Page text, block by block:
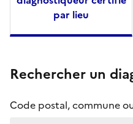
par lieu
Rechercher un
Code postal, commune